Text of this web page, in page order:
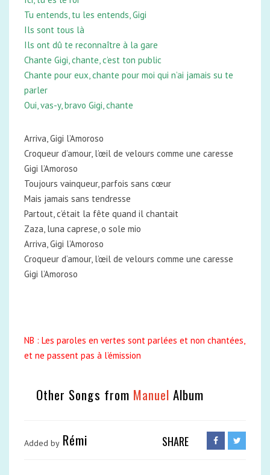
Tu entends, tu les entends, Gigi
Ils sont tous là
Ils ont dû te reconnaître à la gare
Chante Gigi, chante, c’est ton public
Chante pour eux, chante pour moi qui n’ai jamais su te
parler
Oui, vas-y, bravo Gigi, chante
Arriva, Gigi l’Amoroso
Croqueur d’amour, l’œil de velours comme une caresse
Gigi l’Amoroso
Toujours vainqueur, parfois sans cœur
Mais jamais sans tendresse
Partout, c’était la fête quand il chantait
Zaza, luna caprese, o sole mio
Arriva, Gigi l’Amoroso
Croqueur d’amour, l’œil de velours comme une caresse
Gigi l’Amoroso
NB : Les paroles en vertes sont parlées et non chantées,
et ne passent pas à l’émission
Other Songs from Manuel Album
Added by Rémi SHARE